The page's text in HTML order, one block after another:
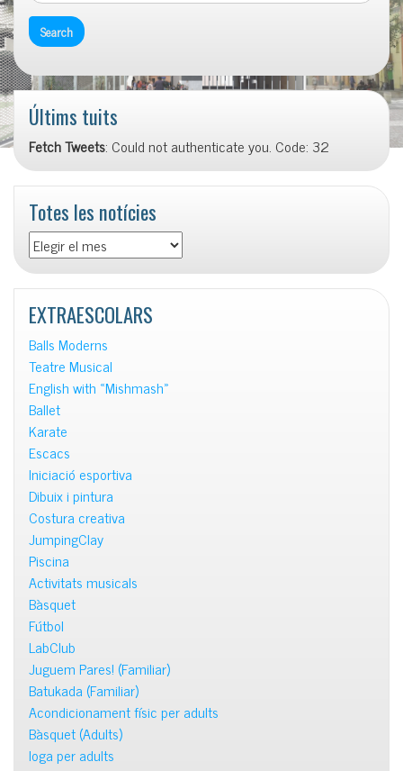
Últims tuits
Fetch Tweets: Could not authenticate you. Code: 32
Totes les notícies
Totes
les
notícies
EXTRAESCOLARS
Balls Moderns
Teatre Musical
English with «Mishmash»
Ballet
Karate
Escacs
Iniciació esportiva
Dibuix i pintura
Costura creativa
JumpingClay
Piscina
Activitats musicals
Bàsquet
Fútbol
LabClub
Juguem Pares! (Familiar)
Batukada (Familiar)
Acondicionament físic per adults
Bàsquet (Adults)
Ioga per adults